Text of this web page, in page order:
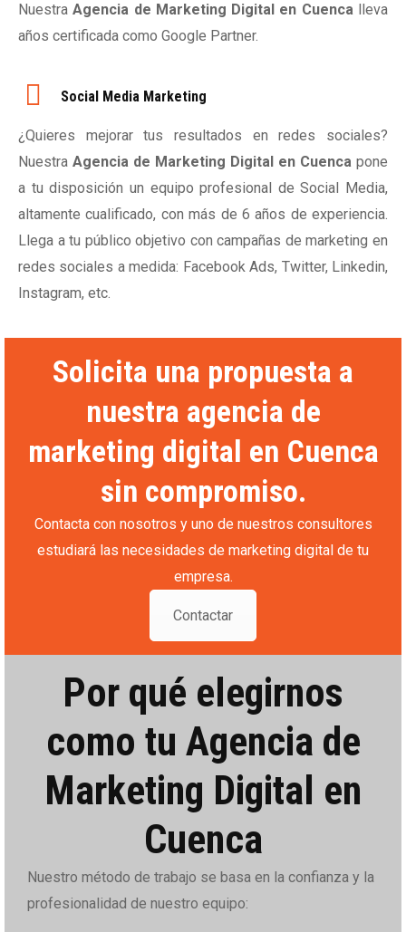
NuestraAgencia de Marketing Digital en Cuencalleva
años certificada como Google Partner.
Social Media Marketing
¿Quieres mejorar tus resultados en redes sociales?
Nuestra Agencia de Marketing Digital en Cuenca pone
a tu disposición un equipo profesional de Social Media,
altamente cualificado, con más de 6 años de experiencia.
Llega a tu público objetivo con campañas de marketing en
redes sociales a medida: Facebook Ads, Twitter, Linkedin,
Instagram, etc.
Solicita una propuesta a
nuestra agencia de
marketing digital en Cuenca
sin compromiso.
Contacta con nosotros y uno de nuestros consultores
estudiará las necesidades de marketing digital de tu
empresa.
Contactar
Por qué elegirnos
como tu Agencia de
Marketing Digital en
Cuenca
Nuestro método de trabajo se basa en la confianza y la
profesionalidad de nuestro equipo: